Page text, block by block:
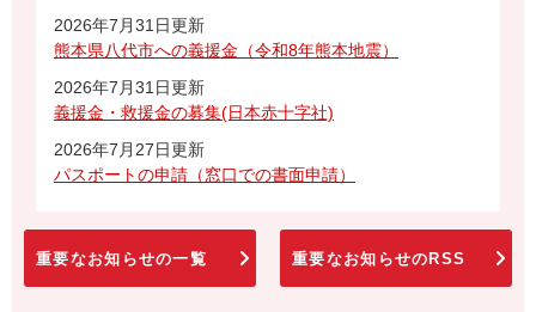
2026年7月31日更新
熊本県八代市への義援金（令和8年熊本地震）
2026年7月31日更新
義援金・救援金の募集(日本赤十字社)
2026年7月27日更新
パスポートの申請（窓口での書面申請）
重要なお知らせの一覧 重要なお知らせのRSS